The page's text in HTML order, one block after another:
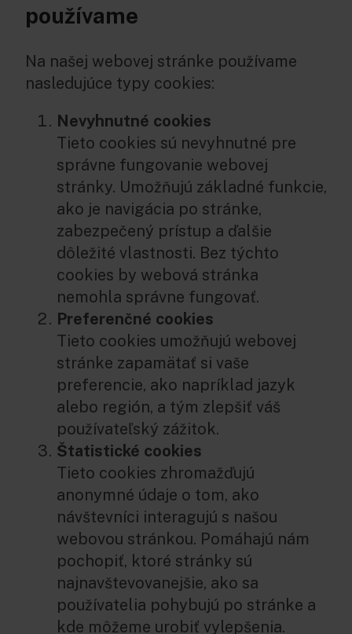
používame
Na našej webovej stránke používame
nasledujúce typy cookies:
Nevyhnutné cookies
Tieto cookies sú nevyhnutné pre
správne fungovanie webovej
stránky. Umožňujú základné funkcie,
ako je navigácia po stránke,
zabezpečený prístup a ďalšie
dôležité vlastnosti. Bez týchto
cookies by webová stránka
nemohla správne fungovať.
Preferenčné cookies
Tieto cookies umožňujú webovej
stránke zapamätať si vaše
preferencie, ako napríklad jazyk
alebo región, a tým zlepšiť váš
používateľský zážitok.
Štatistické cookies
Tieto cookies zhromažďujú
anonymné údaje o tom, ako
návštevníci interagujú s našou
webovou stránkou. Pomáhajú nám
pochopiť, ktoré stránky sú
najnavštevovanejšie, ako sa
používatelia pohybujú po stránke a
kde môžeme urobiť vylepšenia.